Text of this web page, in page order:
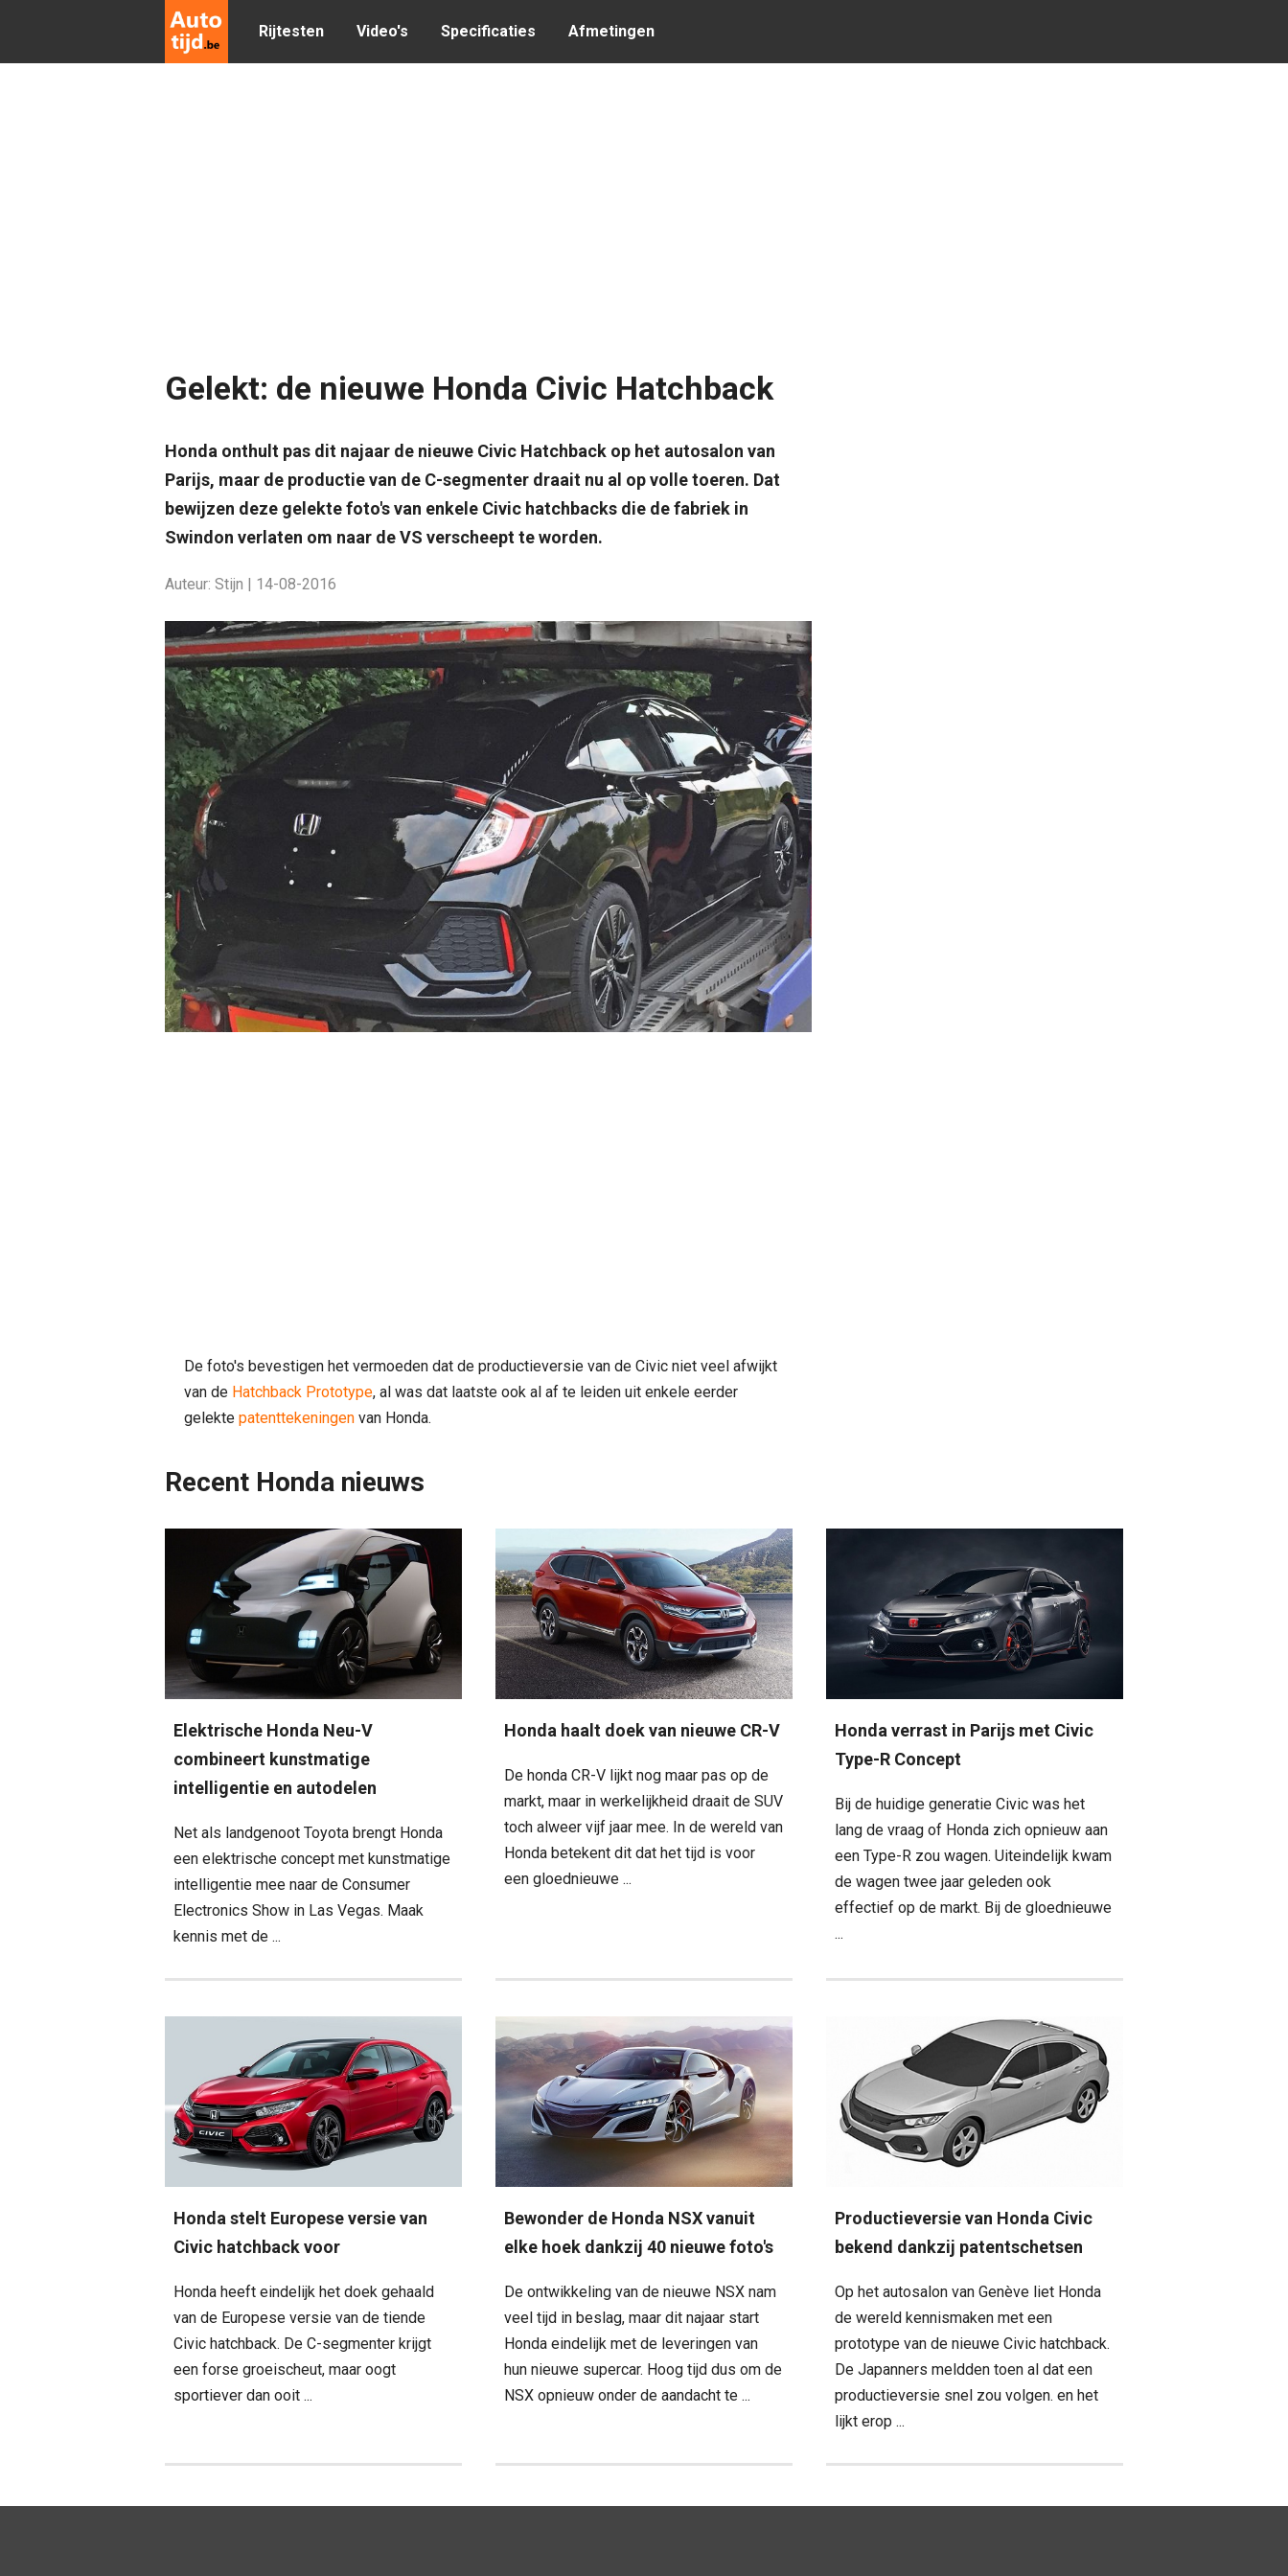
Rijtesten Video's Specificaties Afmetingen
Gelekt: de nieuwe Honda Civic Hatchback
Honda onthult pas dit najaar de nieuwe Civic Hatchback op het autosalon van
Parijs, maar de productie van de C-segmenter draait nu al op volle toeren. Dat
bewijzen deze gelekte foto's van enkele Civic hatchbacks die de fabriek in
Swindon verlaten om naar de VS verscheept te worden.
Auteur: Stijn | 14-08-2016
De foto's bevestigen het vermoeden dat de productieversie van de Civic niet veel afwijkt
van de Hatchback Prototype, al was dat laatste ook al af te leiden uit enkele eerder
gelektepatenttekeningen van Honda.
Recent Honda nieuws
Elektrische Honda Neu-V
combineert kunstmatige
intelligentie en autodelen
Net als landgenoot Toyota brengt Honda
een elektrische concept met kunstmatige
intelligentie mee naar de Consumer
Electronics Show in Las Vegas. Maak
kennis met de ...
Honda haalt doek van nieuwe CR-V
De honda CR-V lijkt nog maar pas op de
markt, maar in werkelijkheid draait de SUV
toch alweer vijf jaar mee. In de wereld van
Honda betekent dit dat het tijd is voor
een gloednieuwe ...
Honda verrast in Parijs met Civic
Type-R Concept
Bij de huidige generatie Civic was het
lang de vraag of Honda zich opnieuw aan
een Type-R zou wagen. Uiteindelijk kwam
de wagen twee jaar geleden ook
effectief op de markt. Bij de gloednieuwe
...
Honda stelt Europese versie van
Civic hatchback voor
Honda heeft eindelijk het doek gehaald
van de Europese versie van de tiende
Civic hatchback. De C-segmenter krijgt
een forse groeischeut, maar oogt
sportiever dan ooit ...
Bewonder de Honda NSX vanuit
elke hoek dankzij 40 nieuwe foto's
De ontwikkeling van de nieuwe NSX nam
veel tijd in beslag, maar dit najaar start
Honda eindelijk met de leveringen van
hun nieuwe supercar. Hoog tijd dus om de
NSX opnieuw onder de aandacht te ...
Productieversie van Honda Civic
bekend dankzij patentschetsen
Op het autosalon van Genève liet Honda
de wereld kennismaken met een
prototype van de nieuwe Civic hatchback.
De Japanners meldden toen al dat een
productieversie snel zou volgen. en het
lijkt erop ...